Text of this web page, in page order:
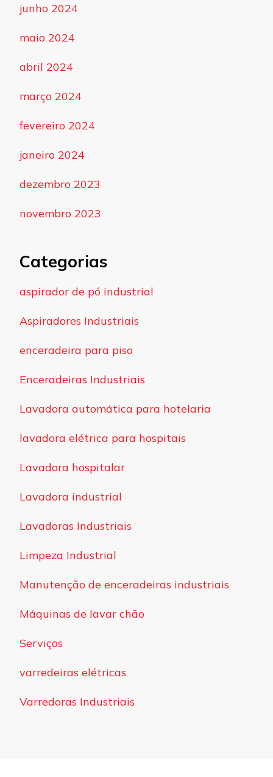
junho 2024
maio 2024
abril 2024
março 2024
fevereiro 2024
janeiro 2024
dezembro 2023
novembro 2023
Categorias
aspirador de pó industrial
Aspiradores Industriais
enceradeira para piso
Enceradeiras Industriais
Lavadora automática para hotelaria
lavadora elétrica para hospitais
Lavadora hospitalar
Lavadora industrial
Lavadoras Industriais
Limpeza Industrial
Manutenção de enceradeiras industriais
Máquinas de lavar chão
Serviços
varredeiras elétricas
Varredoras Industriais